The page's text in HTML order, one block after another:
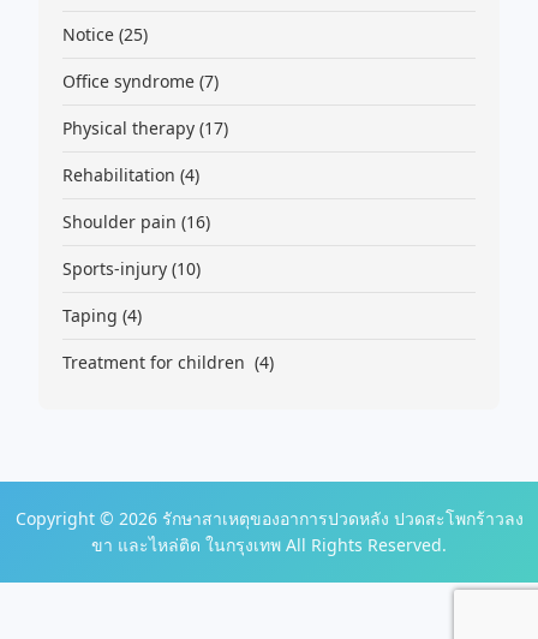
Notice (25)
Office syndrome (7)
Physical therapy (17)
Rehabilitation (4)
Shoulder pain (16)
Sports-injury (10)
Taping (4)
Treatment for children (4)
Copyright © 2026 รักษาสาเหตุของอาการปวดหลัง ปวดสะโพกร้าวลง
ขา และไหล่ติด ในกรุงเทพ All Rights Reserved.